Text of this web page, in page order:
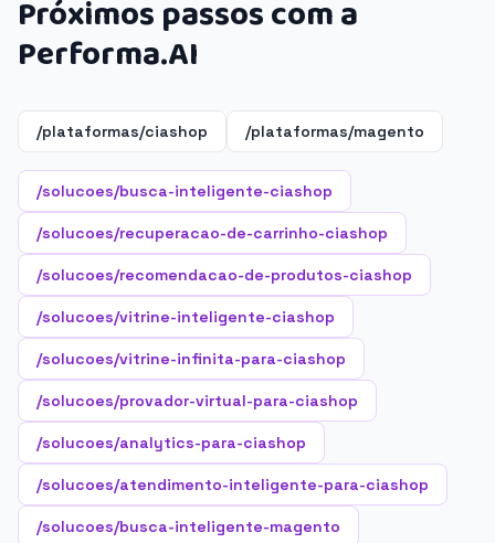
Próximos passos com a
Performa.AI
/plataformas/ciashop /plataformas/magento
/solucoes/busca-inteligente-ciashop
/solucoes/recuperacao-de-carrinho-ciashop
/solucoes/recomendacao-de-produtos-ciashop
/solucoes/vitrine-inteligente-ciashop
/solucoes/vitrine-infinita-para-ciashop
/solucoes/provador-virtual-para-ciashop
/solucoes/analytics-para-ciashop
/solucoes/atendimento-inteligente-para-ciashop
/solucoes/busca-inteligente-magento